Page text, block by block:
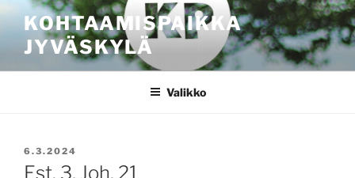
sisältöönKOHTAAMISPAIKKA
JYVÄSKYLÄ
Valikko
JULKAISTU
6.3.2024
Est. 3, Joh. 21